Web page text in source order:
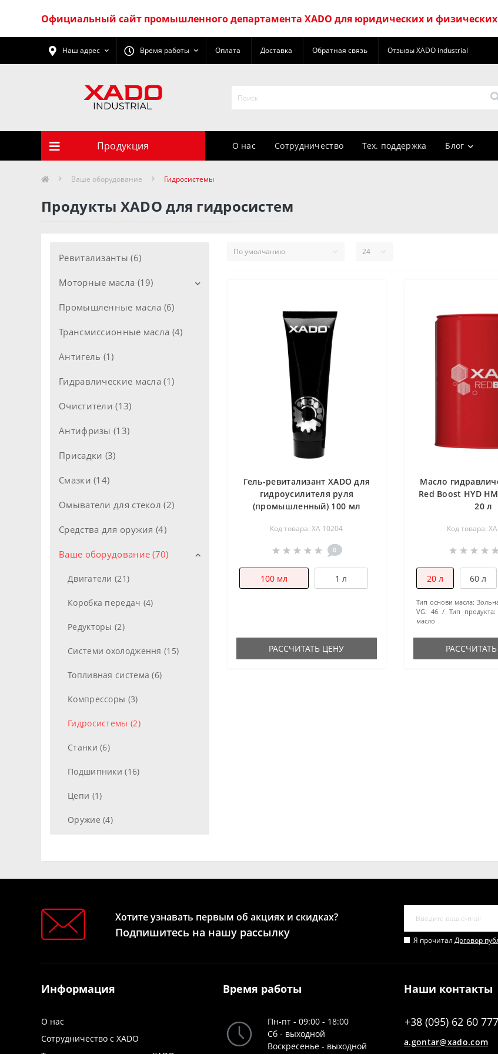
Официальный сайт промышленного департамента XADO для юридических и
Наш адрес Время работы Оплата Доставка Обратная связь Отзывы XADO industrial
Продукция О нас Сотрудничество Тех. поддержка Блог
Ваше оборудование Гидросистемы
Продукты XADO для гидросистем
Ревитализанты (6)
Моторные масла (19)
Моторные масла для легкових
грузовиков (8)
Моторные масла 2Т (1)
Моторные масла 4Т (1)
Промывочные масла (1)
Промышленные масла (6)
Трансмиссионные масла (4)
Антигель (1)
Гидравлические масла (1)
Очистители (13)
Антифризы (13)
Присадки (3)
Смазки (14)
Омыватели для стекол (2)
Средства для оружия (4)
Ваше оборудование (70)
Двигатели (21)
Коробка передач (4)
Редукторы (2)
Системи охолодження (15)
Топливная система (6)
Компрессоры (3)
Гидросистемы (2)
Станки (6)
Подшипники (16)
Цепи (1)
Оружие (4)
Гель-ревитализант XADO для
гидроусилителя руля
(промышленный) 100 мл
Код товара: XA 10204
0
100 мл 1 л
РАССЧИТАТЬ ЦЕНУ
Масло
Red Boost HYD
20 л
Код товара:
20 л 60 л
Тип основи масла:
VG: 46 Тип продукта:
масло
Хотите узнавать первым об акциях и скидках?
Подпишитесь на нашу рассылку
Я прочитал Договор
Информация
О нас
Сотрудничество с XADO
Время работы
Пн-пт - 09:00 - 18:00
Сб - выходной
Воскресенье - выходной
Наши контакты
+38 (095) 62 60 777
a.gontar@xado.com